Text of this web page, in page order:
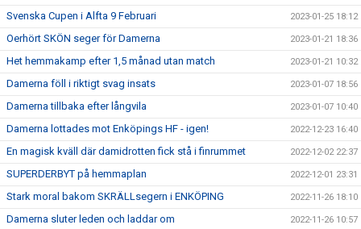
Svenska Cupen i Alfta 9 Februari 2023-01-25 18:12
Oerhört SKÖN seger för Damerna 2023-01-21 18:36
Het hemmakamp efter 1,5 månad utan match 2023-01-21 10:32
Damerna föll i riktigt svag insats 2023-01-07 18:56
Damerna tillbaka efter långvila 2023-01-07 10:40
Damerna lottades mot Enköpings HF - igen! 2022-12-23 16:40
En magisk kväll där damidrotten fick stå i finrummet 2022-12-02 22:37
SUPERDERBYT på hemmaplan 2022-12-01 23:31
Stark moral bakom SKRÄLLsegern i ENKÖPING 2022-11-26 18:10
Damerna sluter leden och laddar om 2022-11-26 10:57